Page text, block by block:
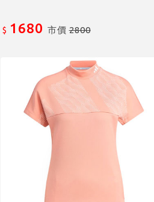
$ 1680 市價2800